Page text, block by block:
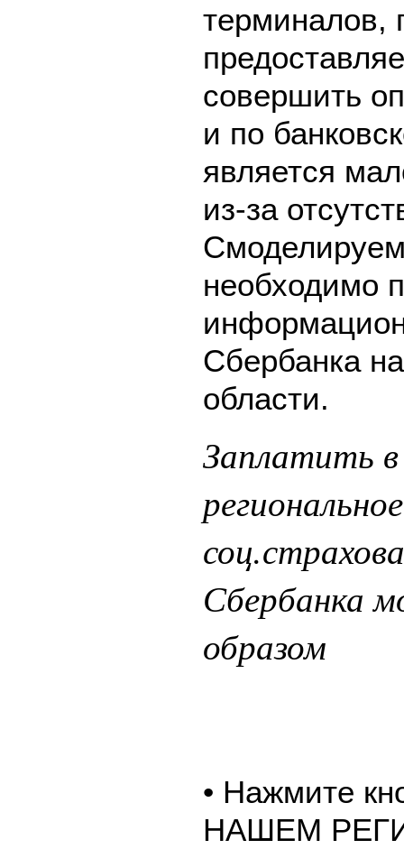
терминалов,
совершить
и по
является
из-за
необходимо
Сбербанка
области.
Заплатить
Сбербанка
образом
• Нажмите
НАШЕМ